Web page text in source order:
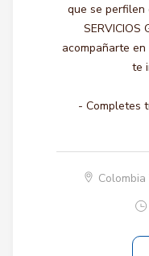
que se perfilen
SERVICIOS
acompañarte
te
- Completes